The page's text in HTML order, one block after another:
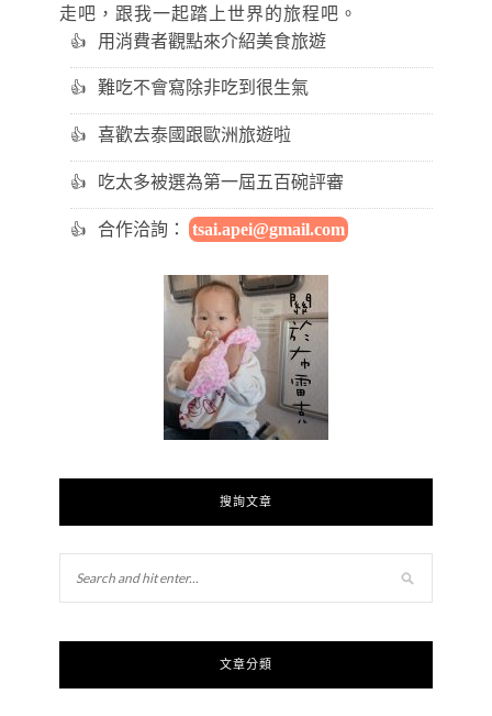
走吧，跟我一起踏上世界的旅程吧。
用消費者觀點來介紹美食旅遊
難吃不會寫除非吃到很生氣
喜歡去泰國跟歐洲旅遊啦
吃太多被選為第一屆五百碗評審
合作洽詢： tsai.apei@gmail.com
搜詢文章
文章分類